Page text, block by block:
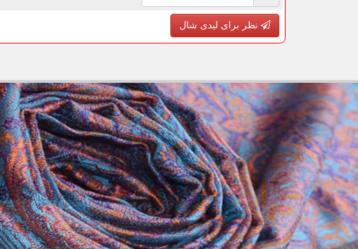
نظر برای لیدی شال